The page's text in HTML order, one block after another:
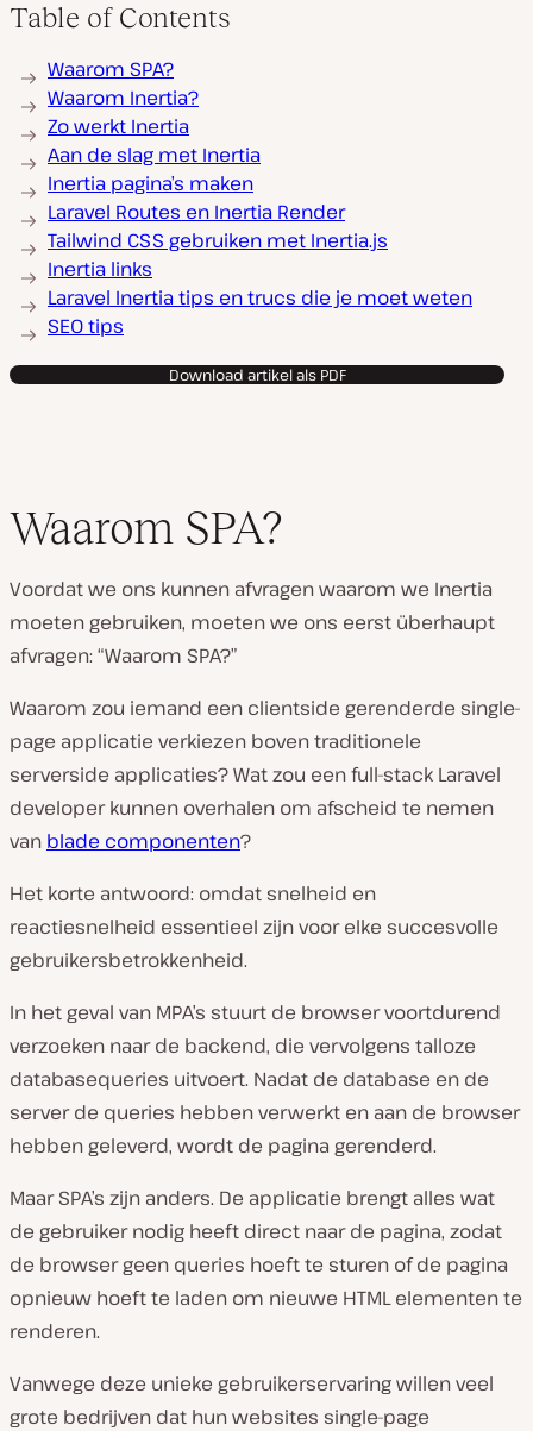
Table of Contents
Waarom SPA?
Waarom Inertia?
Zo werkt Inertia
Aan de slag met Inertia
Inertia pagina’s maken
Laravel Routes en Inertia Render
Tailwind CSS gebruiken met Inertia.js
Inertia links
Laravel Inertia tips en trucs die je moet weten
SEO tips
Download artikel als PDF
Waarom SPA?
Voordat we ons kunnen afvragen waarom we Inertia
moeten gebruiken, moeten we ons eerst überhaupt
afvragen: “Waarom SPA?”
Waarom zou iemand een clientside gerenderde single-
page applicatie verkiezen boven traditionele
serverside applicaties? Wat zou een full-stack Laravel
developer kunnen overhalen om afscheid te nemen
van blade componenten?
Het korte antwoord: omdat snelheid en
reactiesnelheid essentieel zijn voor elke succesvolle
gebruikersbetrokkenheid.
In het geval van MPA’s stuurt de browser voortdurend
verzoeken naar de backend, die vervolgens talloze
databasequeries uitvoert. Nadat de database en de
server de queries hebben verwerkt en aan de browser
hebben geleverd, wordt de pagina gerenderd.
Maar SPA’s zijn anders. De applicatie brengt alles wat
de gebruiker nodig heeft direct naar de pagina, zodat
de browser geen queries hoeft te sturen of de pagina
opnieuw hoeft te laden om nieuwe HTML elementen te
renderen.
Vanwege deze unieke gebruikerservaring willen veel
grote bedrijven dat hun websites single-page